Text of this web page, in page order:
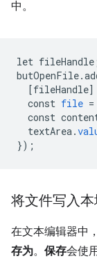
中。
let fileHandle
butOpenFile.
[fileHandle]
const file =
const
textArea.
});
将文件写入
在文本编辑器中
存为。 保存会使